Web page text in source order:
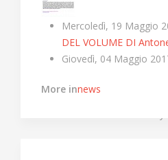
Mercoledì, 19 Maggio
DEL VOLUME DI
Giovedì, 04 Maggio
More innews